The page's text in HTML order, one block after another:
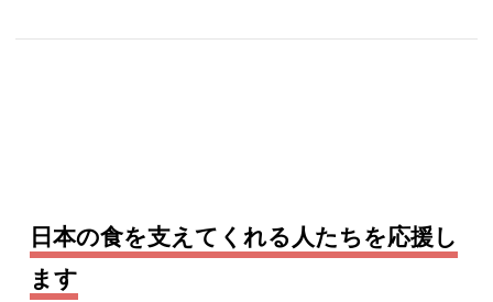
日本の食を支えてくれる人たちを応援し
ます